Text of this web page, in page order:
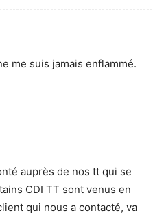
me suis jamais enflammé.
auprès de nos tt qui se
CDI TT sont venus en
qui nous a contacté, va